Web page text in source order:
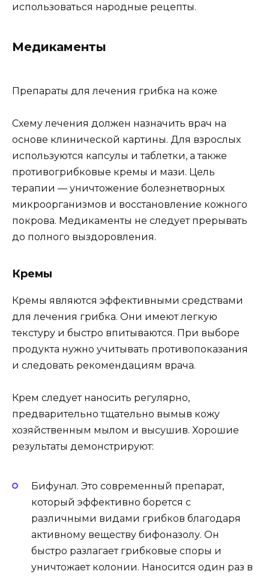
использоваться народные рецепты.
Медикаменты
Препараты для лечения грибка на коже
Схему лечения должен назначить врач на
основе клинической картины. Для взрослых
используются капсулы и таблетки, а также
противогрибковые кремы и мази. Цель
терапии — уничтожение болезнетворных
микроорганизмов и восстановление кожного
покрова. Медикаменты не следует прерывать
до полного выздоровления.
Кремы
Кремы являются эффективными средствами
для лечения грибка. Они имеют легкую
текстуру и быстро впитываются. При выборе
продукта нужно учитывать противопоказания
и следовать рекомендациям врача.
Крем следует наносить регулярно,
предварительно тщательно вымыв кожу
хозяйственным мылом и высушив. Хорошие
результаты демонстрируют:
Бифунал. Это современный препарат,
который эффективно борется с
различными видами грибков благодаря
активному веществу бифоназолу. Он
быстро разлагает грибковые споры и
уничтожает колонии. Наносится один раз в